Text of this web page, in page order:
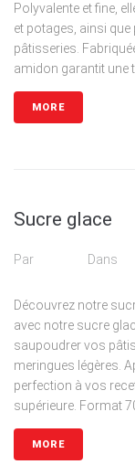
Polyvalente et fine,
et potages, ainsi
pâtisseries.
amidon garantit une
MORE
Sucre glace
Par Dans
Découvrez notre
avec notre sucre
saupoudrer vos
meringues légères.
perfection à vos
supérieure. Format
MORE